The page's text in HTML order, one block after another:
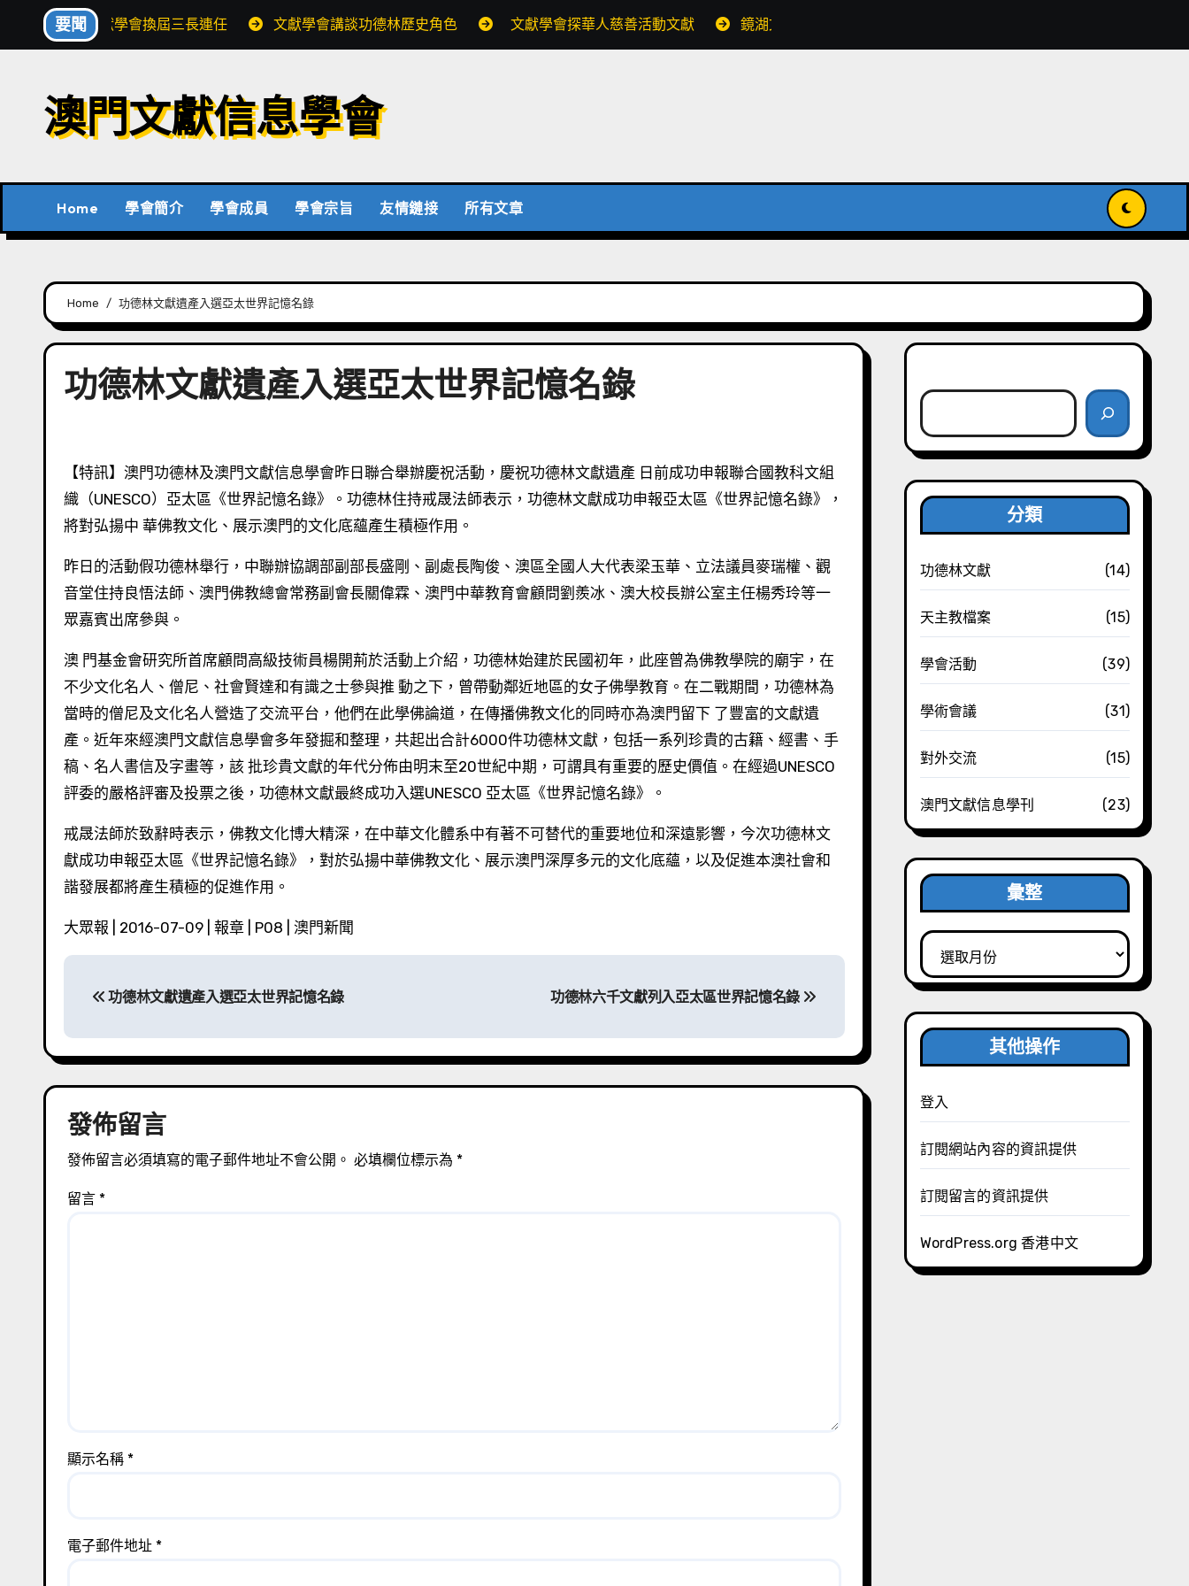
要聞 文獻學會換屆三長連任 文獻學會講談功德林歷史角色 文獻學會探華人慈善活動文獻 鏡湖文獻入國家級記憶名錄
澳門文獻信息學會
Home 學會簡介 學會成員 學會宗旨 友情鏈接 所有文章
Home 功德林文獻遺產入選亞太世界記憶名錄
功德林文獻遺產入選亞太世界記憶名錄
【特訊】澳門功德林及澳門文獻信息學會昨日聯合舉辦慶祝活動，慶祝功德林文獻遺產 日前成功申報聯合國教科文組
織（UNESCO）亞太區《世界記憶名錄》。功德林住持戒晟法師表示，功德林文獻成功申報亞太區《世界記憶名錄》，
將對弘揚中 華佛教文化、展示澳門的文化底蘊產生積極作用。
昨日的活動假功德林舉行，中聯辦協調部副部長盛剛、副處長陶俊、澳區全國人大代表梁玉華、立法議員麥瑞權、觀
音堂住持良悟法師、澳門佛教總會常務副會長關偉霖、澳門中華教育會顧問劉羨冰、澳大校長辦公室主任楊秀玲等一
眾嘉賓出席參與。
澳 門基金會研究所首席顧問高級技術員楊開荊於活動上介紹，功德林始建於民國初年，此座曾為佛教學院的廟宇，在
不少文化名人、僧尼、社會賢達和有識之士參與推 動之下，曾帶動鄰近地區的女子佛學教育。在二戰期間，功德林為
當時的僧尼及文化名人營造了交流平台，他們在此學佛論道，在傳播佛教文化的同時亦為澳門留下 了豐富的文獻遺
產。近年來經澳門文獻信息學會多年發掘和整理，共起出合計6000件功德林文獻，包括一系列珍貴的古籍、經書、手
稿、名人書信及字畫等，該 批珍貴文獻的年代分佈由明末至20世紀中期，可謂具有重要的歷史價值。在經過UNESCO
評委的嚴格評審及投票之後，功德林文獻最終成功入選UNESCO 亞太區《世界記憶名錄》。
戒晟法師於致辭時表示，佛教文化博大精深，在中華文化體系中有著不可替代的重要地位和深遠影響，今次功德林文
獻成功申報亞太區《世界記憶名錄》，對於弘揚中華佛教文化、展示澳門深厚多元的文化底蘊，以及促進本澳社會和
諧發展都將產生積極的促進作用。
大眾報 | 2016-07-09 | 報章 | P08 | 澳門新聞
文
導
覽
功德林文獻遺產入選亞太世界記憶名錄 功德林六千文獻列入亞太區世界記憶名錄
發佈留言
發佈留言必須填寫的電子郵件地址不會公開。 必填欄位標示為 *
留言 *
顯示名稱 *
電子郵件地址 *
分類
功德林文獻 (14)
天主教檔案 (15)
學會活動 (39)
學術會議 (31)
對外交流 (15)
澳門文獻信息學刊 (23)
彙整
彙
整
其他操作
登入
訂閱網站內容的資訊提供
訂閱留言的資訊提供
WordPress.org 香港中文